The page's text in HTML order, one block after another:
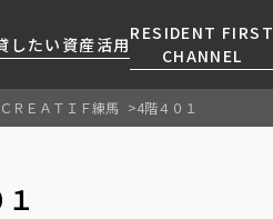
したい 資産活用
RESIDENT FIRST
CHANNEL
ＣＲＥＡＴＩＦ練馬 4階４０１